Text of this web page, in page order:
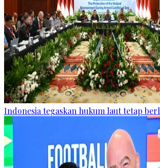
Indonesia tegaskan hukum laut tetap